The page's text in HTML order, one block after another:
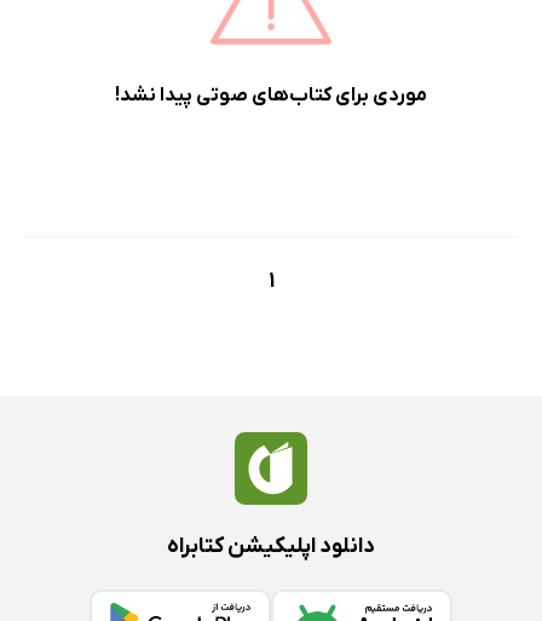
پربحث‌ها
موردی برای کتاب‌های صوتی پیدا نشد!
1
دانلود اپلیکیشن کتابراه